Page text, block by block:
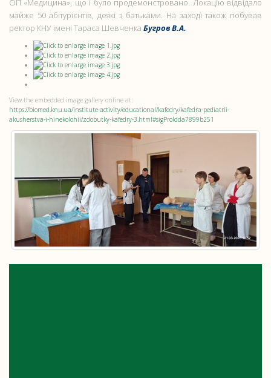
ОП «Медицина», що і було продемонстровано. Локацію відвідало
майже 50 абітурієнтів, деякі з батьками. На заході також побував
ректор КНУ імені Тараса Шевченка Бугров В.А.
View the embedded image gallery online at:
https://biomed.knu.ua/institute-activity/educational/kafedry/kafedra-pediatrii-
akusherstva-i-hinekolohii/zdobutky-kafedry-3.html#sigProIdda7899b251